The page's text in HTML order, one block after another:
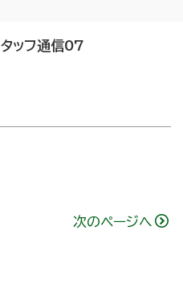
タッフ通信07
次のページへ